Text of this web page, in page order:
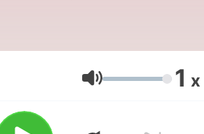
Głośność 1 x